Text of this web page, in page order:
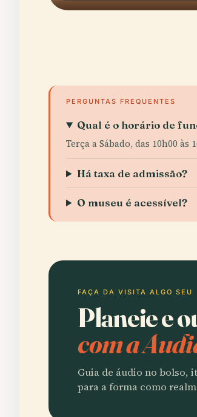
PERGUNTAS FREQUENTES
Qual é o horário de
Terça a Sábado, das 10h00
Há taxa de admissão?
O museu é acessível?
FAÇA DA VISITA ALGO SEU
Planeie e
com a
Guia de áudio no bolso,
para a forma como